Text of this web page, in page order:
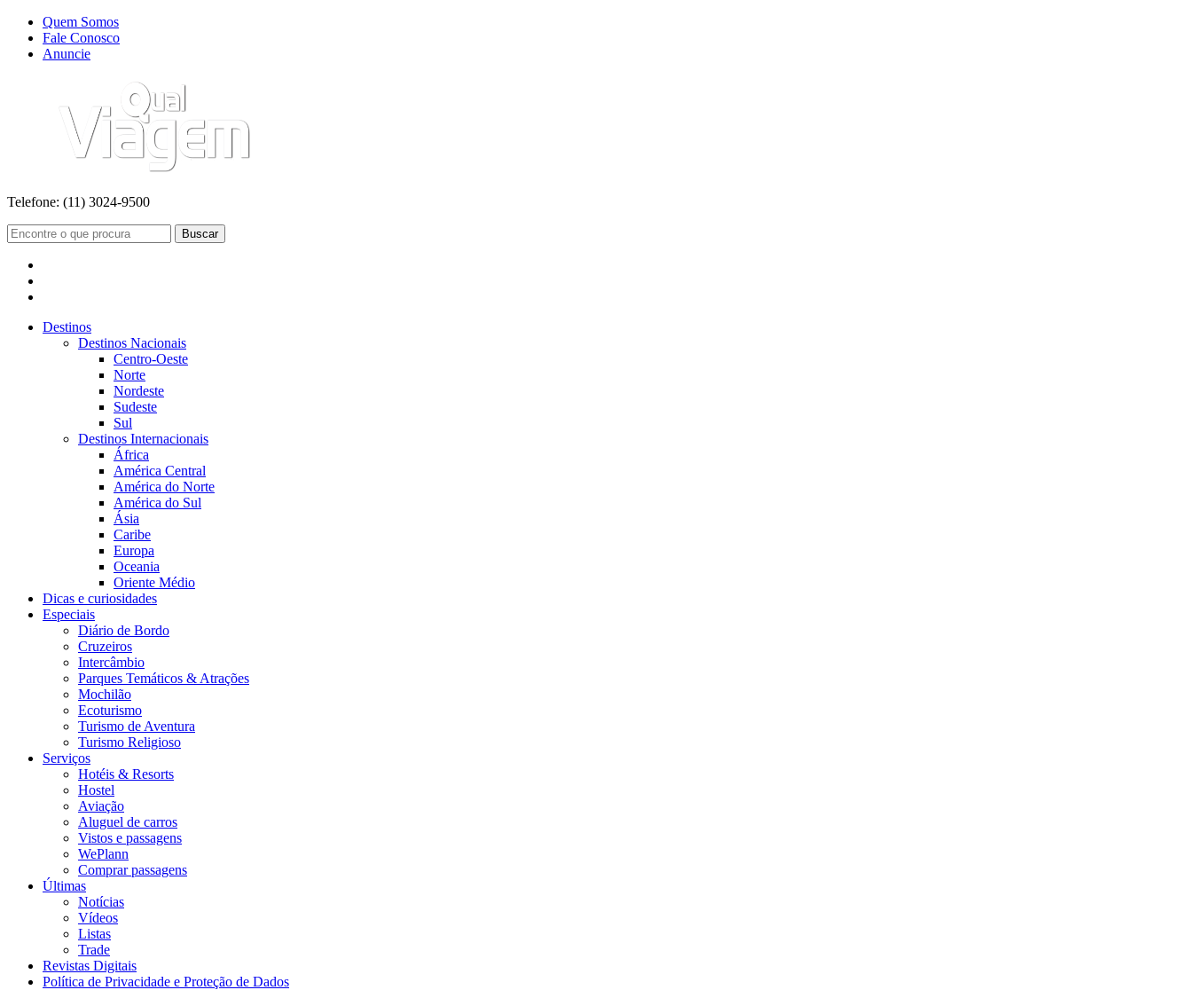
Quem Somos
Fale Conosco
Anuncie
Telefone: (11) 3024-9500
Buscar
Destinos
Destinos Nacionais
Centro-Oeste
Norte
Nordeste
Sudeste
Sul
Destinos Internacionais
África
América Central
América do Norte
América do Sul
Ásia
Caribe
Europa
Oceania
Oriente Médio
Dicas e curiosidades
Especiais
Diário de Bordo
Cruzeiros
Intercâmbio
Parques Temáticos & Atrações
Mochilão
Ecoturismo
Turismo de Aventura
Turismo Religioso
Serviços
Hotéis & Resorts
Hostel
Aviação
Aluguel de carros
Vistos e passagens
WePlann
Comprar passagens
Últimas
Notícias
Vídeos
Listas
Trade
Revistas Digitais
Política de Privacidade e Proteção de Dados